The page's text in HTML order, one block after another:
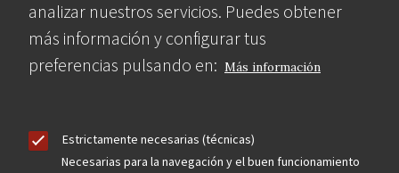
analizar nuestros servicios. Puedes obtener
más información y configurar tus
preferencias pulsando en: Más información
Estrictamente necesarias (técnicas)
Necesarias para la navegación y el buen funcionamiento